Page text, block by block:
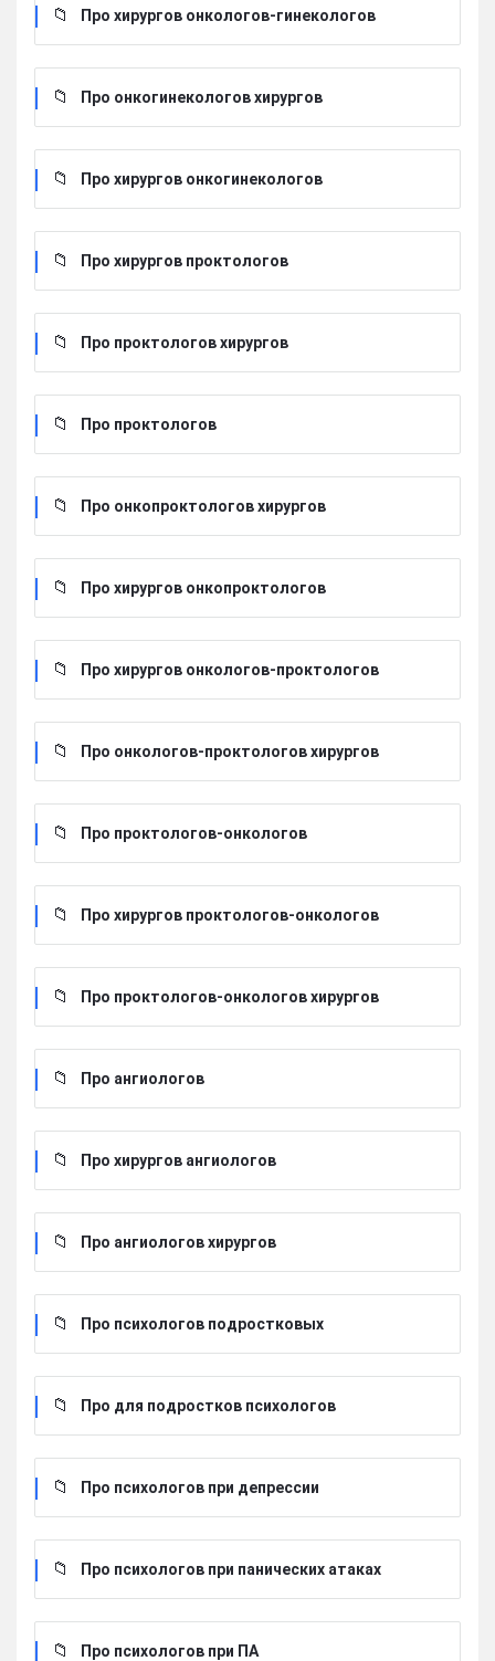
Про хирургов онкологов-гинекологов
Про онкогинекологов хирургов
Про хирургов онкогинекологов
Про хирургов проктологов
Про проктологов хирургов
Про проктологов
Про онкопроктологов хирургов
Про хирургов онкопроктологов
Про хирургов онкологов-проктологов
Про онкологов-проктологов хирургов
Про проктологов-онкологов
Про хирургов проктологов-онкологов
Про проктологов-онкологов хирургов
Про ангиологов
Про хирургов ангиологов
Про ангиологов хирургов
Про психологов подростковых
Про для подростков психологов
Про психологов при депрессии
Про психологов при панических атаках
Про психологов при ПА